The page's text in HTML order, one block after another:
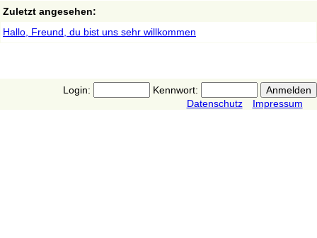
Zuletzt angesehen:
Hallo, Freund, du bist uns sehr willkommen
Login:
Kennwort:
Datenschutz
Impressum